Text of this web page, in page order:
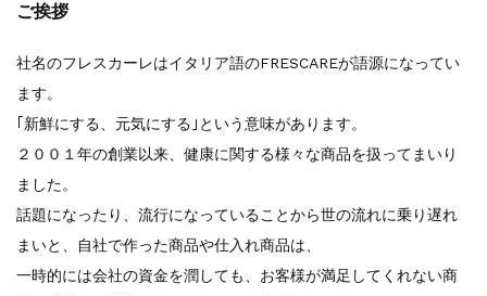
ご挨拶
社名のフレスカーレはイタリア語のFRESCAREが語源になってい
ます。
｢新鮮にする、元気にする｣という意味があります。
２００１年の創業以来、健康に関する様々な商品を扱ってまいり
ました。
話題になったり、流行になっていることから世の流れに乗り遅れ
まいと、自社で作った商品や仕入れ商品は、
一時的には会社の資金を潤しても、お客様が満足してくれない商